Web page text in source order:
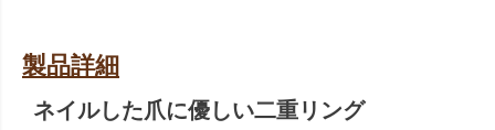
製品詳細
ネイルした爪に優しい二重リング